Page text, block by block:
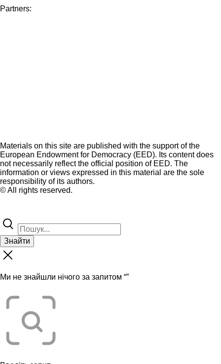
Partners:
Materials on this site are published with the support of the
European Endowment for Democracy (EED). Its content does
not necessarily reflect the official position of EED. The
information or views expressed in this material are the sole
responsibility of its authors.
© All rights reserved.
Знайти
Ми не знайшли нічого за запитом “”